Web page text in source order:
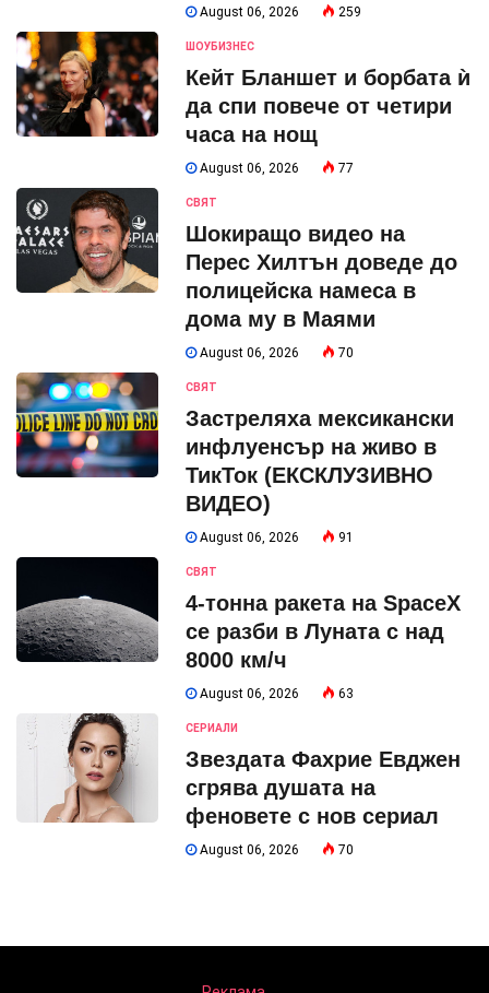
August 06, 2026 259
ШОУБИЗНЕС
Кейт Бланшет и борбата ѝ
да спи повече от четири
часа на нощ
August 06, 2026 77
СВЯТ
Шокиращо видео на
Перес Хилтън доведе до
полицейска намеса в
дома му в Маями
August 06, 2026 70
СВЯТ
Застреляха мексикански
инфлуенсър на живо в
ТикТок (ЕКСКЛУЗИВНО
ВИДЕО)
August 06, 2026 91
СВЯТ
4-тонна ракета на SpaceX
се разби в Луната с над
8000 км/ч
August 06, 2026 63
СЕРИАЛИ
Звездата Фахрие Евджен
сгрява душата на
феновете с нов сериал
August 06, 2026 70